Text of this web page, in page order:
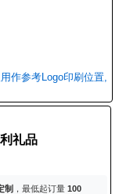
作参考Logo印刷位置,
礼品
制 ，最低起订量 100